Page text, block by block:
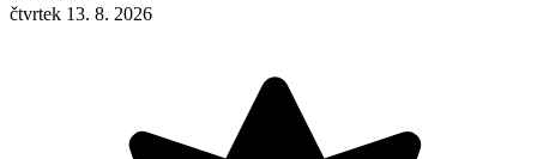
čtvrtek 13. 8. 2026